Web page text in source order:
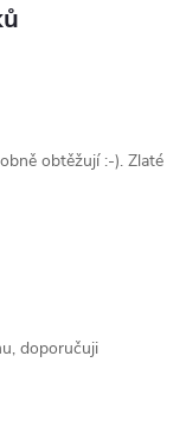
obtěžují :-). Zlaté
doporučuji